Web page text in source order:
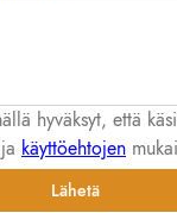
hyväksyt, että
ja käyttöehtojen
Lähetä